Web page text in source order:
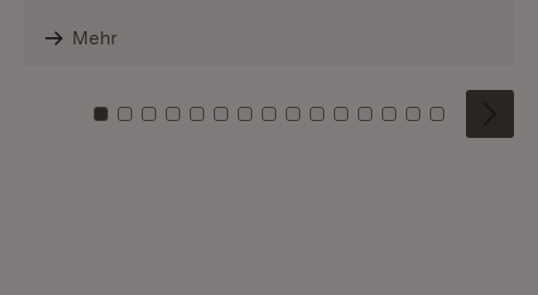
Mehr
Zu Kachel: 0
Zu Kachel: 1
Zu Kachel: 2
Zu Kachel: 3
Zu Kachel: 4
Zu Kachel: 5
Zu Kachel: 6
Zu Kachel: 7
Zu Kachel: 8
Zu Kachel: 9
Zu Kachel: 10
Zu Kachel: 11
Zu Kachel: 12
Zu Kachel:
Zu